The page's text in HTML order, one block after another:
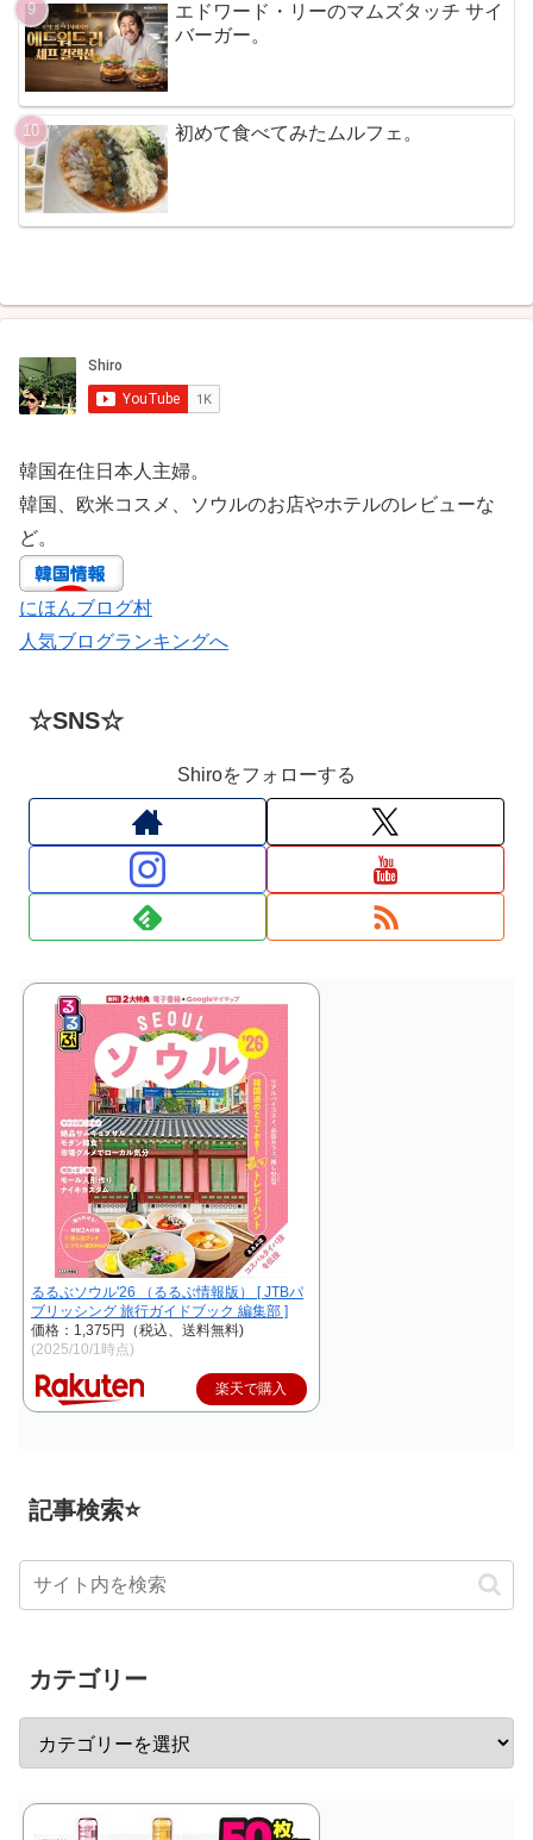
エドワード・リーのマムズタッチ サイ
バーガー。
初めて食べてみたムルフェ。
韓国在住日本人主婦。
韓国、欧米コスメ、ソウルのお店やホテルのレビューな
ど。
にほんブログ村
人気ブログランキングへ
☆SNS☆
Shiroをフォローする
るるぶソウル'26 （るるぶ情報版） [ JTBパ
ブリッシング 旅行ガイドブック 編集部 ]
価格：1,375円（税込、送料無料)
(2025/10/1時点)
楽天で購入
記事検索⭐
カテゴリー